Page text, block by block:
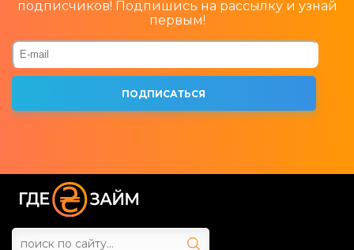
подписчиков! Подпишись на рассылку и узнай
первым!